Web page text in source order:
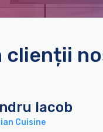
clienții
Iacob
Cuisine